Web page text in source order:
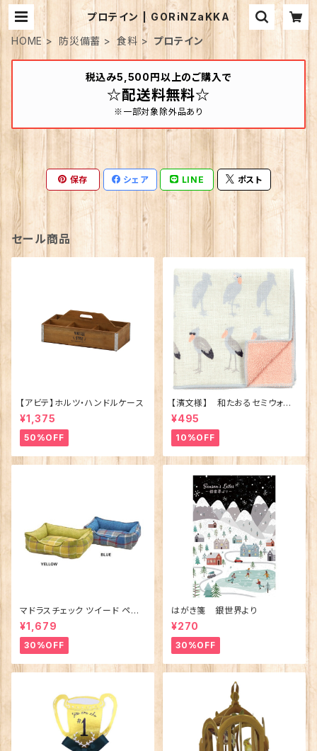
プロテイン | GORiNZaKKA
HOME
防災備蓄 食料 プロテイン
税込み5,500円以上のご購入で
☆配送料無料☆
※一部対象除外品あり
保存 シェア LINE ポスト
セール商品
【アビテ】ホルツ・ハンドルケース
¥1,375
50%OFF
【濱文様】 和たおるセミウォッ
シュ ごきげんハシビロコウ
(日本製)
¥495
10%OFF
マドラスチェック ツイード ペット
ベッド（犬猫用）M
¥1,679
30%OFF
はがき箋 銀世界より
¥270
30%OFF